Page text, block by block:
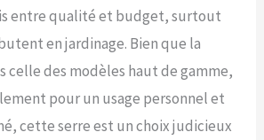
entre qualité et budget, surtout
en jardinage. Bien que la
celle des modèles haut de gamme,
pour un usage personnel et
cette serre est un choix judicieux